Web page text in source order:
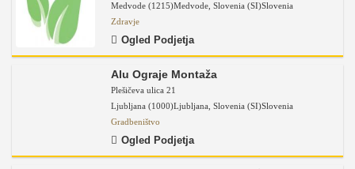
Medvode (1215)Medvode Slovenia (SI)Slovenia
Zdravje
Ogled Podjetja
Alu Ograje Montaža
Plešičeva ulica 21
Ljubljana (1000)Ljubljana Slovenia (SI)Slovenia
Gradbeništvo
Ogled Podjetja